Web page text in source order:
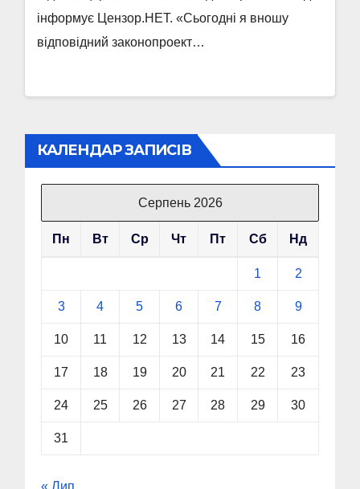
інформує Цензор.НЕТ. «Сьогодні я вношу
відповідний законопроект…
КАЛЕНДАР ЗАПИСІВ
Серпень 2026
Пн Вт Ср Чт Пт Сб Нд
1 2
3 4 5 6 7 8 9
10 11 12 13 14 15 16
17 18 19 20 21 22 23
24 25 26 27 28 29 30
31
« Лип